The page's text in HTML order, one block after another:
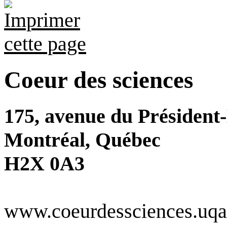
Coeur des sciences
175, avenue du
Montréal, Québec
H2X 0A3